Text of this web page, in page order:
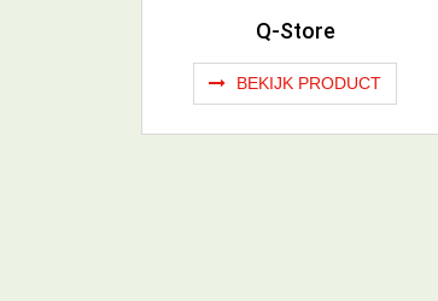
Q-Store
BEKIJK PRODUCT